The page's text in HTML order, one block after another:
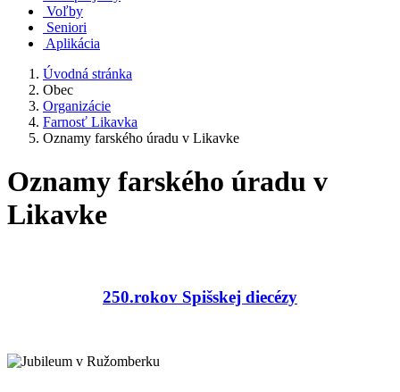
Voľby
Seniori
Aplikácia
Úvodná stránka
Obec
Organizácie
Farnosť Likavka
Oznamy farského úradu v Likavke
Oznamy farského úradu v
Likavke
250.rokov Spišskej diecézy